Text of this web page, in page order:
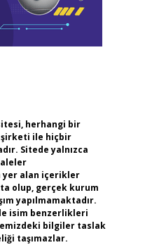
herhangi bir
şirketi ile hiçbir
Sitede yalnızca
yer alan içerikler
olup, gerçek kurum
yapılmamaktadır.
isim benzerlikleri
bilgiler taslak
taşımazlar.